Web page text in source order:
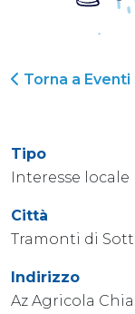
Torna a
Tipo
Interesse locale
Città
Tramonti di
Indirizzo
Az Agricola